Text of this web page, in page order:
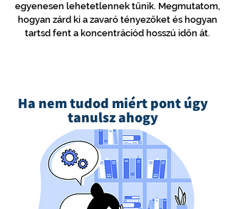
egyenesen lehetetlennek tűnik. Megmutatom,
hogyan zárd ki a zavaró tényezőket és hogyan
tartsd fent a koncentrációd hosszú időn át.
Ha nem tudod miért pont úgy
tanulsz ahogy